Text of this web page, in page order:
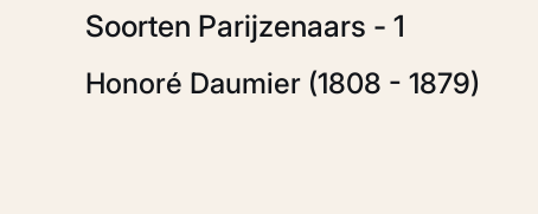
Soorten Parijzenaars - 1
Honoré Daumier (1808 - 1879)